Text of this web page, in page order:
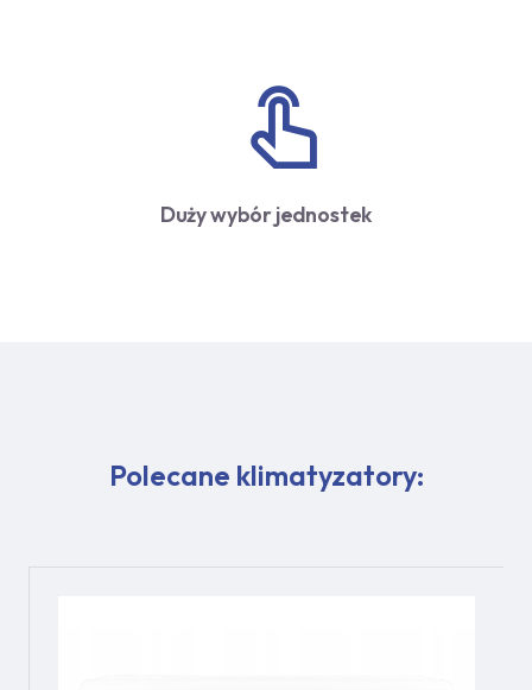
Duży wybór jednostek
Polecane klimatyzatory: